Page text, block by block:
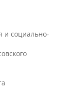
и социально-